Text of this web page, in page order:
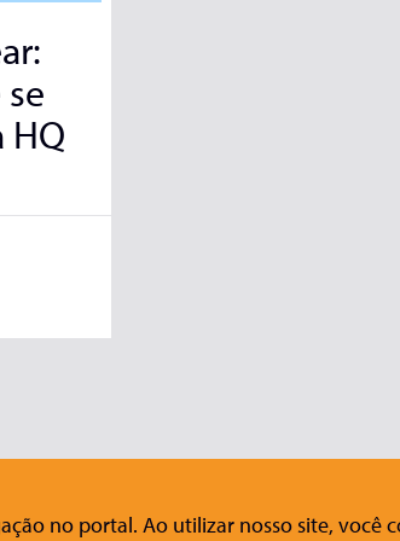
HQ
no portal. Ao utilizar nosso site,